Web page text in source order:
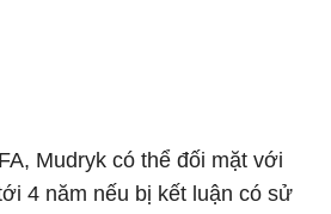
Mudryk có thể đối mặt với
4 năm nếu bị kết luận có sử